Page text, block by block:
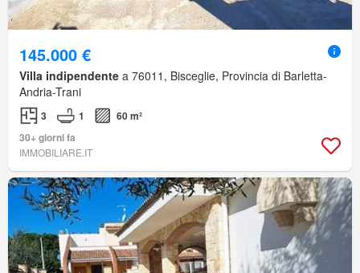
145.000 €
Villa indipendente a 76011, Bisceglie, Provincia di Barletta-
Andria-Trani
3 1
60 m²
30+ giorni fa
IMMOBILIARE.IT